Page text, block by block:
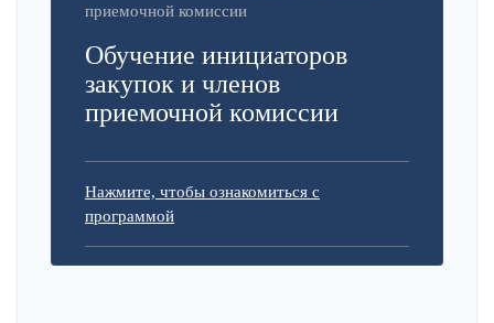
приемочной комиссии
Обучение инициаторов
закупок и членов
приемочной комиссии
Нажмите, чтобы ознакомиться с
программой